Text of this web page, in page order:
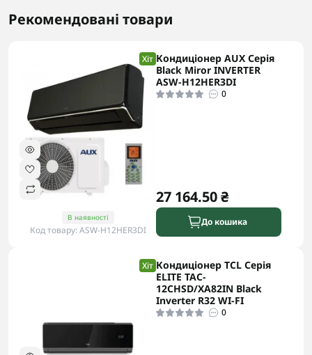
Рекомендовані товари
Хіт
В наявності
Код товару: ASW-H12HER3DI
Кондиціонер AUX Серія
Black Miror INVERTER
ASW-H12HER3DI
0
27 164.50 ₴
До кошика
Хіт Кондиціонер TCL Серія
ELITE TAC-
12CHSD/XA82IN Black
Inverter R32 WI-FI
0